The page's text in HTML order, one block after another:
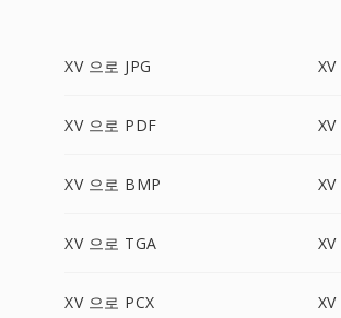
XV 으로 JPG
XV 으로 PDF
XV 으로 BMP
XV 으로 TGA
XV 으로 PCX